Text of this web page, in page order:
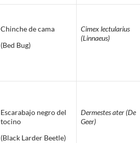
Chinche de cama
(Bed Bug)
Cimex lectularius
(Linnaeus)
Escarabajo negro del
tocino
(Black Larder Beetle)
Dermestes ater (De
Geer)